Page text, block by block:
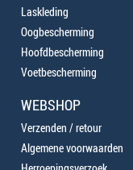
Laskleding
Oogbescherming
Hoofdbescherming
Voetbescherming
WEBSHOP
Verzenden / retour
Algemene voorwaarden